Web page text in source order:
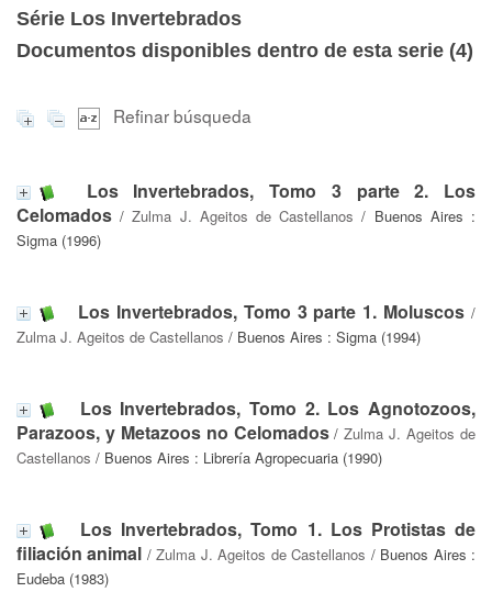
Série Los Invertebrados
Documentos disponibles dentro de esta serie (4)
Refinar búsqueda
Los Invertebrados, Tomo 3 parte 2. Los
Celomados /Zulma J. Ageitos de Castellanos / Buenos Aires :
Sigma (1996)
Los Invertebrados, Tomo 3 parte 1. Moluscos /
Zulma J. Ageitos de Castellanos / Buenos Aires : Sigma (1994)
Los Invertebrados, Tomo 2. Los Agnotozoos,
Parazoos, y Metazoos no Celomados/Zulma J. Ageitos de
Castellanos / Buenos Aires : Librería Agropecuaria (1990)
Los Invertebrados, Tomo 1. Los Protistas de
filiación animal /Zulma J. Ageitos de Castellanos / Buenos Aires :
Eudeba (1983)